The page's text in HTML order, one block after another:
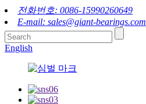
전화번호: 0086-15990260649
E-mail: sales@giant-bearings.com
English